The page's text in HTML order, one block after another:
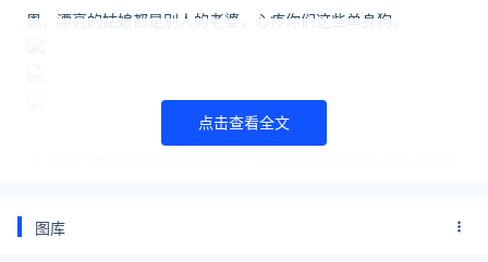
恩，漂亮的姑娘都是别人的老婆，心疼你们这些单身狗。
万了。
点击查看全文
图库